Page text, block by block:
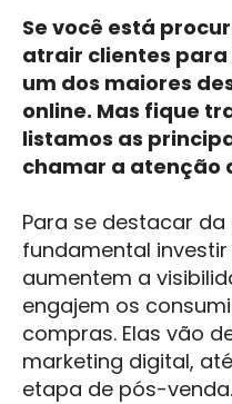
Se você está
atrair clientes para
um dos maiores
online. Mas fique
listamos as
chamar a atenção
Para se destacar
fundamental
aumentem a
engajem os
compras. Elas vão
marketing digital,
etapa de pós-venda.